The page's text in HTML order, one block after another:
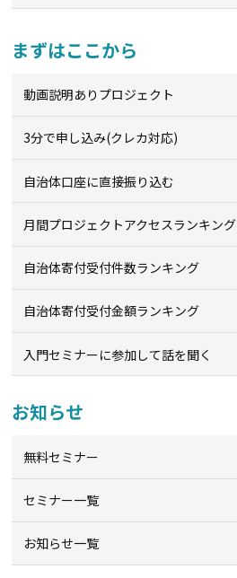
まずはここから
動画説明ありプロジェクト
3分で申し込み(クレカ対応)
自治体口座に直接振り込む
月間プロジェクトアクセスランキング
自治体寄付受付件数ランキング
自治体寄付受付金額ランキング
入門セミナーに参加して話を聞く
お知らせ
無料セミナー
セミナー一覧
お知らせ一覧